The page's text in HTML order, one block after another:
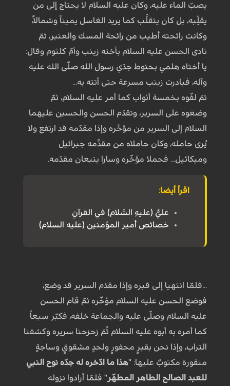
يصبّ الماء عليه، وكان عليه السلام لا يحتاج إلى من
يقلِّبه، بل كان يتقلَّب كما يريد الغاسل يميناً وشمالاً،
وكانت رائحته أطيب من رائحة المسك والعنبر، ثمّ
نادى الحسن عليه السلام بأخته زينب وأمّ كلثوم وقال:
يا أختاه هلمي بحنوط جدّي رسول الله صلّى الله عليه
وآله، فبادرت زينب مسرعة حتى أتته به...
ثمّ لفّوه بخمسة أثواب كما أمر عليه السلام، ثمّ
وضعوه على السرير، وتقدّم الحسن والحسين عليهما
السلام إلى السرير من مؤخّره وإذا مقدّمه قد ارتفع ولا
يُرى حامله، وكان حاملاه من مقدَّمه جبرائيل
وميكائيل... فحملا مؤخّره وسارا يتبعان مقدّمه.
اقرأ أيضا:
عليٌّ (عليهِ السَّلام) في القرآنِ
خصائص أمير المؤمنين (عليه السلام)
...فلمّا انتهيا إلى قبره وإذا مقدّم السرير قد وضع،
فوضع الحسن عليه السلام مؤخّره ثمّ قام الحسن
عليه السلام وصلّى عليه والجماعة خلفه، فكبّر سبعاً
كما أمره به أبوه عليه السلام ثُمّ زحزحنا سريره وكشفنا
التراب، وإذا نحن بقبرٍ محفورٍ ولحدٍ مشقوقٍ وساجةٍ
منقورة مكتوبٌ عليها: "هذا ما ادّخره له جدّه نوح النبي
للعبد الصالح الطاهر المطهّر " فلمّا أرادوا نزوله